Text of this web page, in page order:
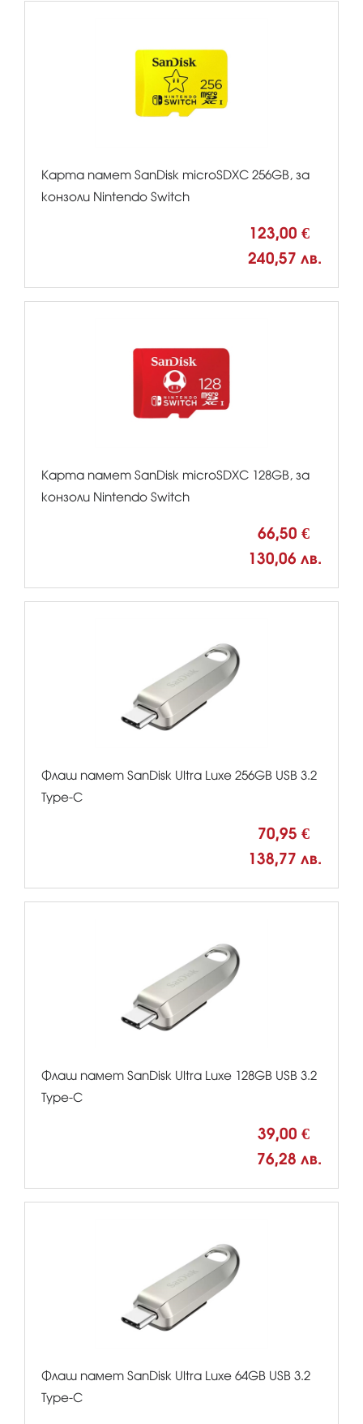
Карта памет SanDisk microSDXC 256GB, за
конзоли Nintendo Switch
123,00 €
240,57 лв.
Карта памет SanDisk microSDXC 128GB, за
конзоли Nintendo Switch
66,50 €
130,06 лв.
Флаш памет SanDisk Ultra Luxe 256GB USB 3.2
Type-C
70,95 €
138,77 лв.
Флаш памет SanDisk Ultra Luxe 128GB USB 3.2
Type-C
39,00 €
76,28 лв.
Флаш памет SanDisk Ultra Luxe 64GB USB 3.2
Type-C